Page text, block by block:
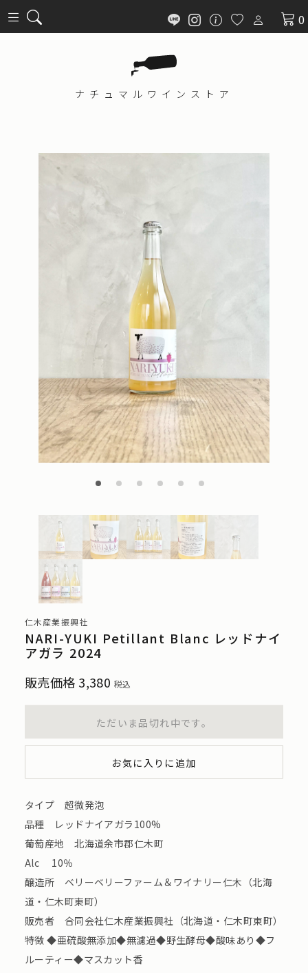
0
ナチュマル ワインストア
仁木産業振興社
NARI-YUKI Petillant Blanc レッドナイ
アガラ 2024
販売価格 3,380 税込
ただいま品切れ中です。
お気に入りに追加
タイプ 超微発泡
品種 レッドナイアガラ100%
葡萄産地 北海道余市郡仁木町
Alc 10％
醸造所 ベリーベリーファーム＆ワイナリー仁⽊（北海
道・仁⽊町東町）
販売者 合同会社仁⽊産業振興社（北海道・仁⽊町東町）
特徴 ◆亜硫酸無添加◆無濾過◆野生酵母◆酸味あり◆フ
ルーティー◆マスカット香